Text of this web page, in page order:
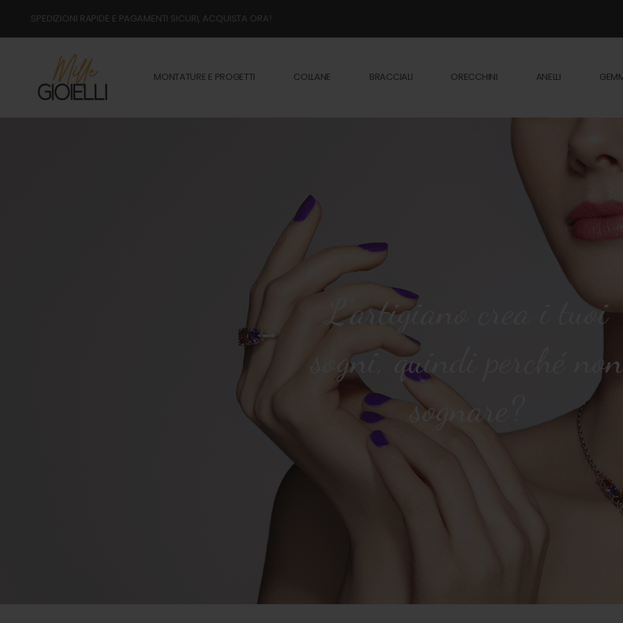
SPEDIZIONI RAPIDE E PAGAMENTI SICURI, ACQUISTA ORA!
MONTATURE E PROGETTI COLLANE BRACCIALI ORECCHINI ANELLI
L'artigiano crea i tuoi
sogni, quindi perché non
sognare?